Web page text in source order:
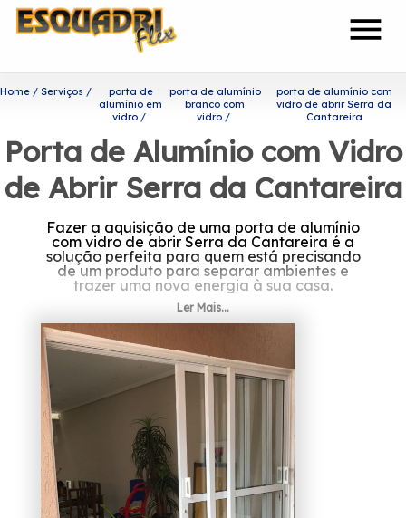
menu
Home Serviços
porta de
alumínio em
vidro
porta de alumínio
branco com
vidro
porta de alumínio com
vidro de abrir Serra da
Cantareira
Porta de Alumínio com Vidro
de Abrir Serra da Cantareira
Fazer a aquisição de uma porta de alumínio
com vidro de abrir Serra da Cantareira é a
solução perfeita para quem está precisando
de um produto para separar ambientes e
trazer uma nova energia à sua casa.
Onde encontrar porta de
alumínio com vidro de abrir
Serra da Cantareira?
Prezando por trabalhar sempre com os seus
valores principais como o comprometimento
com os resultados e empatia com os desejos
do cliente, a Esquadriflex é uma das
empresas mais bem cotadas do segmento de
esquadrias. Isso porque ela tem a sua
organização focada nos resultados positivos
e na segurança.
Ler Mais...